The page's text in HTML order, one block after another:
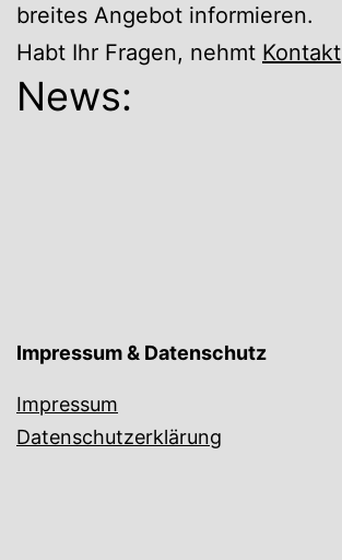
breites Angebot informieren.
Habt Ihr Fragen, nehmt Kontakt
News:
Impressum & Datenschutz
Impressum
Datenschutzerklärung